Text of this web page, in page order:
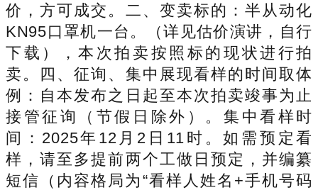
价，方可成交。二、变卖标的：半从动化
KN95口罩机一台。（详见估价演讲，自行
下载），本次拍卖按照标的现状进行拍
卖。四、征询、集中展现看样的时间取体
例：自本发布之日起至本次拍卖竣事为止
接管征询（节假日除外）。集中看样时
间：2025年12月2日11时。如需预定看
样，请至多提前两个工做日预定，并编纂
短信（内容格局为“看样人姓名+手机号码